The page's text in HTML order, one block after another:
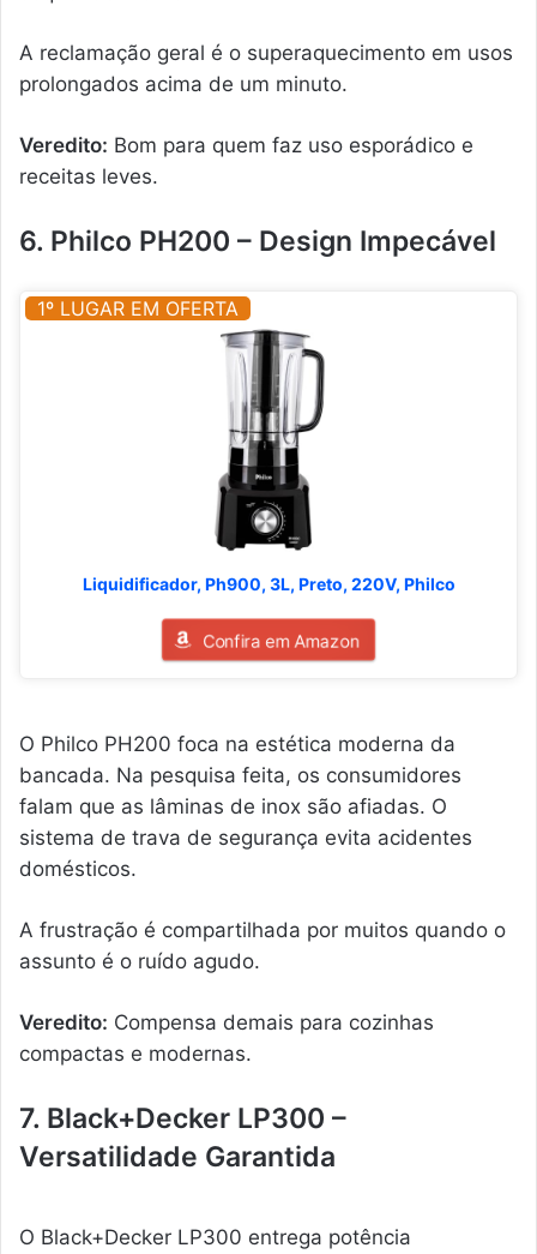
A reclamação geral é o superaquecimento em usos
prolongados acima de um minuto.
Veredito: Bom para quem faz uso esporádico e
receitas leves.
6. Philco PH200 – Design Impecável
1º LUGAR EM OFERTA
Liquidificador, Ph900, 3L, Preto, 220V, Philco
Confira em Amazon
O Philco PH200 foca na estética moderna da
bancada. Na pesquisa feita, os consumidores
falam que as lâminas de inox são afiadas. O
sistema de trava de segurança evita acidentes
domésticos.
A frustração é compartilhada por muitos quando o
assunto é o ruído agudo.
Veredito: Compensa demais para cozinhas
compactas e modernas.
7. Black+Decker LP300 –
Versatilidade Garantida
O Black+Decker LP300 entrega potência